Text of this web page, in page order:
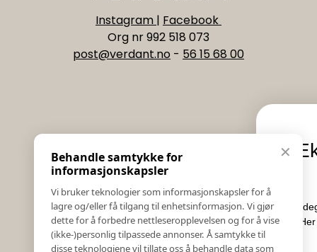
Instagram | Facebook
Org nr 992 518 073
post@verdant.no - 56 15 68 00
Informasjon
Salgs & Leveringsbetingelser
Registrer reklamasjon eller retur
Kontakt Oss
Bildebank
Følg Oss
✕
Behandle samtykke for
informasjonskapsler
Vi bruker teknologier som informasjonskapsler for å
lagre og/eller få tilgang til enhetsinformasjon. Vi gjør
dette for å forbedre nettleseropplevelsen og for å vise
(ikke-)personlig tilpassede annonser. Å samtykke til
disse teknologiene vil tillate oss å behandle data som
Eksklusive nyheter og
Meld deg på vårt nyhetsbrev og hold deg
Her får du innblikk i nyheter, kampanjer og
konkurranser.